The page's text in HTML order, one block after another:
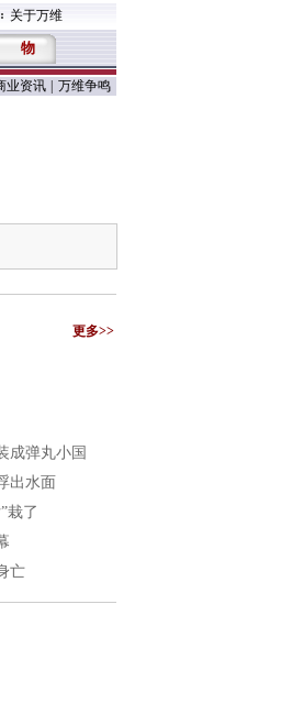
关于万维
物
业资讯 万维争鸣
更多>>
成弹丸小国
出水面
栽了
亡